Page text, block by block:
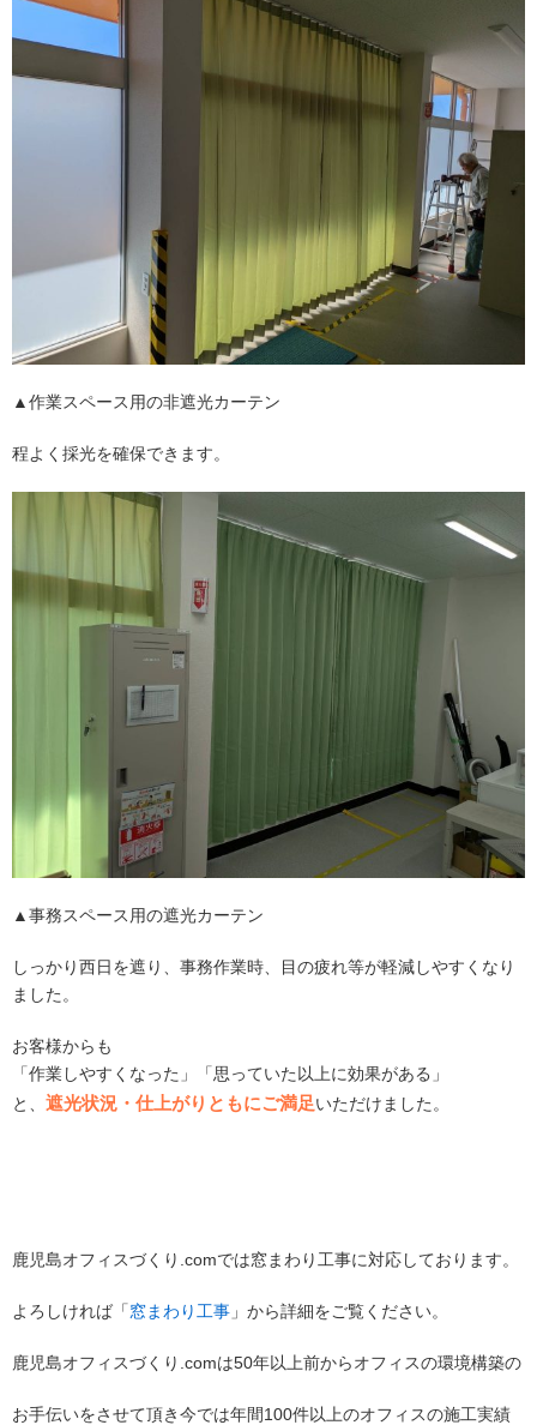
▲作業スペース用の非遮光カーテン
程よく採光を確保できます。
▲事務スペース用の遮光カーテン
しっかり西日を遮り、事務作業時、目の疲れ等が軽減しやすくなり
ました。
お客様からも
「作業しやすくなった」「思っていた以上に効果がある」
と、 遮光状況・仕上がりともにご満足いただけました。
鹿児島オフィスづくり.comでは窓まわり工事に対応しております。
よろしければ「窓まわり工事 」から詳細をご覧ください。
鹿児島オフィスづくり.comは50年以上前からオフィスの環境構築の
お手伝いをさせて頂き今では年間100件以上のオフィスの施工実績